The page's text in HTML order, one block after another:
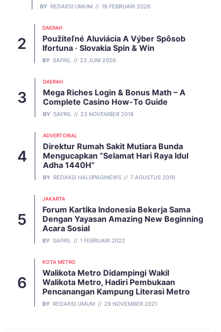
BY REDAKSI UMUM 18 FEBRUARI 2026
DAERAH
Použiteľné Aluviácia A Výber Spôsob
Ifortuna · Slovakia Spin & Win
BY SAFRIL 23 JUNI 2026
DAERAH
Mega Riches Login & Bonus Math – A
Complete Casino How-To Guide
BY SAFRIL 23 NOVEMBER 2018
ADVERTORIAL
Direktur Rumah Sakit Mutiara Bunda
Mengucapkan “Selamat Hari Raya Idul
Adha 1440H”
BY REDAKSI HALOPAGINEWS 7 AGUSTUS 2019
JAKARTA
Forum Kartika Indonesia Bekerja Sama
Dengan Yayasan Amazing New Beginning
Acara Sosial
BY SAFRIL 1 FEBRUARI 2022
KOTA METRO
Walikota Metro Didampingi Wakil
Walikota Metro, Hadiri Pembukaan
Pencanangan Kampung Literasi Metro
BY REDAKSI UMUM 29 NOVEMBER 2021